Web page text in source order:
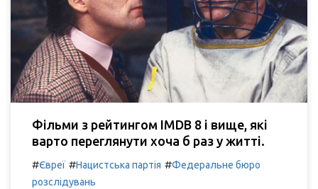
Фільми з рейтингом IMDB 8 і вище, які
варто переглянути хоча б раз у житті.
#Євреї #Нацистська партія #Федеральне бюро
розслідувань